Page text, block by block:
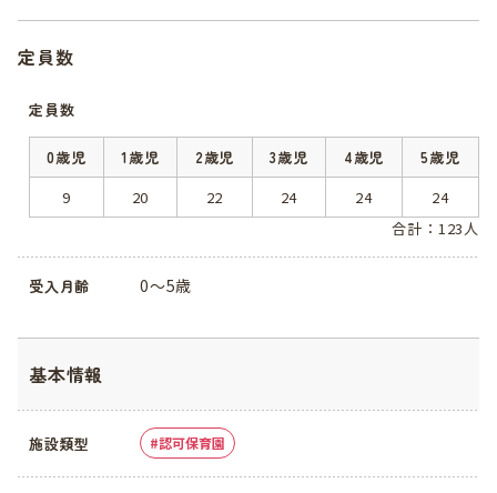
定員数
定員数
0歳児 1歳児 2歳児 3歳児 4歳児
5歳児
9
20 22 24 24
24
合計：123人
受入月齢 0～5歳
基本情報
施設類型 認可保育園